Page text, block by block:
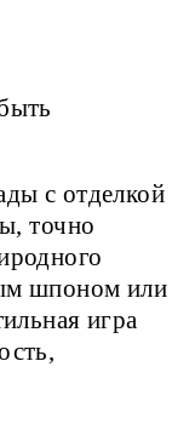
с отделкой
точно
шпоном или
игра